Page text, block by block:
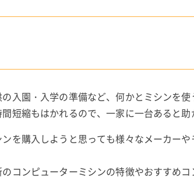
入園・入学の準備など、何かとミシンを使
短縮もはかれるので、一家に一台あると助
を購入しようと思っても様々なメーカー
コンピューターミシンの特徴やおすすめコ